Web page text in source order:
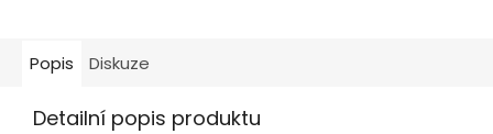
Popis Diskuze
Detailní popis produktu